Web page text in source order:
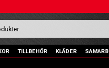
TILLBEHÖR KLÄDER